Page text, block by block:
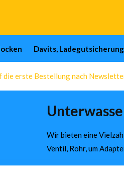
Davits,
die erste Bestellung nach
Wir bieten eine
Ventil, Rohr, um